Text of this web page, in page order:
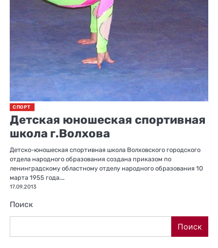
СПОРТ
Детская юношеская спортивная
школа г.Волхова
Детско-юношеская спортивная школа Волховского городского
отдела народного образования создана приказом по
ленинградскому областному отделу народного образования 10
марта 1955 года.…
17.09.2013
Поиск
Поиск